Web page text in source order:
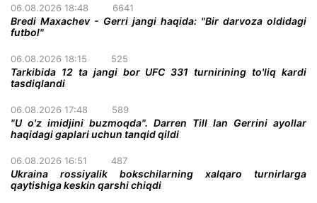
06.08.2026 18:48 6641
Bredi Maxachev - Gerri jangi haqida: "Bir darvoza oldidagi
futbol"
06.08.2026 18:15 525
Tarkibida 12 ta jangi bor UFC 331 turnirining to'liq kardi
tasdiqlandi
06.08.2026 17:48 589
"U o'z imidjini buzmoqda". Darren Till Ian Gerrini ayollar
haqidagi gaplari uchun tanqid qildi
06.08.2026 16:51 487
Ukraina rossiyalik bokschilarning xalqaro turnirlarga
qaytishiga keskin qarshi chiqdi